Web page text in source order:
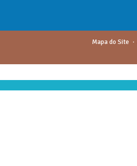
Mapa do Site